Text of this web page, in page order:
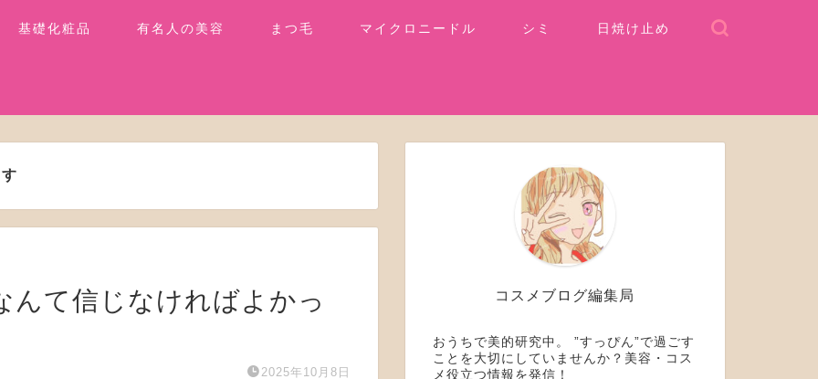
基礎化粧品 有名人の美容 まつ毛 マイクロニードル シミ 日焼け止め
んて信じなければよかっ
2025年10月8日
コスメブログ編集局
おうちで美的研究中。 ”すっぴん”で過ごす
ことを大切にしていませんか？美容・コス
メ役立つ情報を発信！